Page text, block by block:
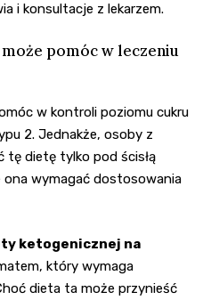
i konsultacje z lekarzem.
pomóc w leczeniu
w kontroli poziomu cukru
2. Jednakże, osoby z
tę dietę tylko pod ścisłą
ona wymagać dostosowania
ketogenicznej na
który wymaga
dieta ta może przynieść